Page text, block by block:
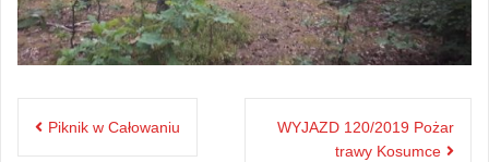
Nawigacja
Piknik w Całowaniu
WYJAZD 120/2019 Pożar
trawy Kosumce